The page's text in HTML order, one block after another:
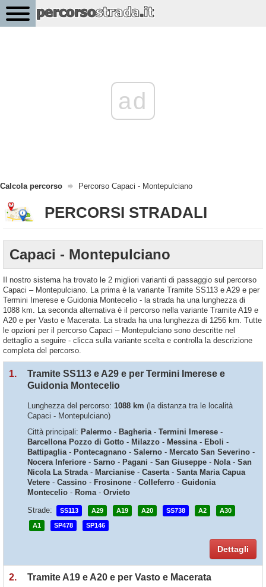
ad
Calcola percorso Percorso Capaci - Montepulciano
PERCORSI STRADALI
Capaci - Montepulciano
Il nostro sistema ha trovato le 2 migliori varianti di passaggio sul percorso
Capaci – Montepulciano. La prima è la variante Tramite SS113 e A29 e per
Termini Imerese e Guidonia Montecelio - la strada ha una lunghezza di
1088 km. La seconda alternativa è il percorso nella variante Tramite A19 e
A20 e per Vasto e Macerata. La strada ha una lunghezza di 1256 km. Tutte
le opzioni per il percorso Capaci – Montepulciano sono descritte nel
dettaglio a seguire - clicca sulla variante scelta e controlla la descrizione
completa del percorso.
1.
Tramite SS113 e A29 e per Termini Imerese e
Guidonia Montecelio
Lunghezza del percorso: 1088 km (la distanza tra le località
Capaci - Montepulciano)
Città principali: Palermo - Bagheria- Termini Imerese -
Barcellona Pozzo di Gotto - Milazzo - Messina- Eboli -
Battipaglia- Pontecagnano - Salerno - Mercato San Severino -
Nocera Inferiore - Sarno - Pagani - San Giuseppe - Nola- San
Nicola La Strada- Marcianise - Caserta- Santa Maria Capua
Vetere - Cassino - Frosinone - Colleferro - Guidonia
Montecelio - Roma- Orvieto
Strade:
SS113 A29 A19 A20 SS738 A2 A30
A1 SP478 SP146
Dettagli
2. Tramite A19 e A20 e per Vasto e Macerata